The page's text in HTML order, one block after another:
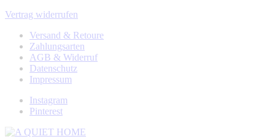
Vertrag widerrufen
Versand & Retoure
Zahlungsarten
AGB & Widerruf
Datenschutz
Impressum
Instagram
Pinterest